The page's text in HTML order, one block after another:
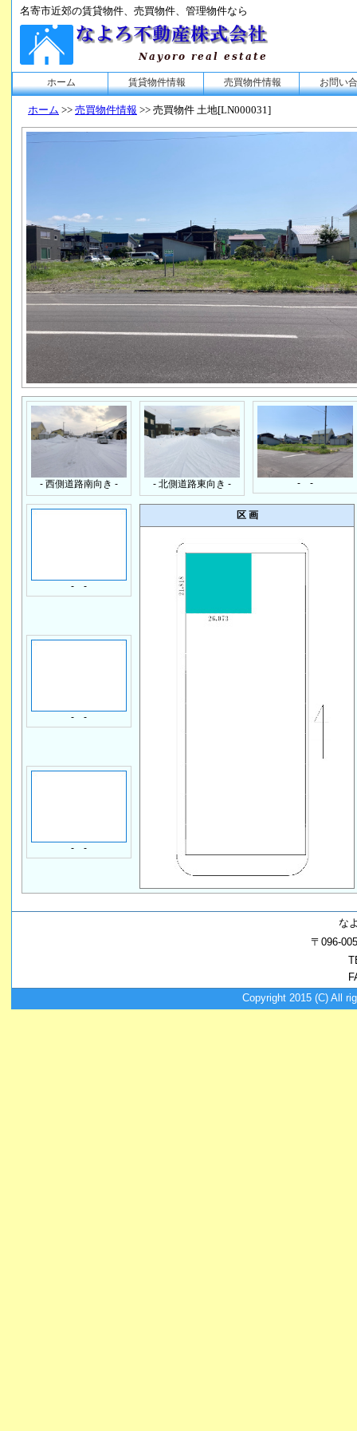
名寄市近郊の賃貸物件、売買物件、管理物件なら
ホーム 賃貸物件情報 売買物件情報 お問い
ホーム >> 売買物件情報 >> 売買物件 土地[LN000031]
- 西側道路南向き - - 北側道路東向き - - -
- -
区 画
- -
- -
な
〒096-
Copyright 2015 (C) All